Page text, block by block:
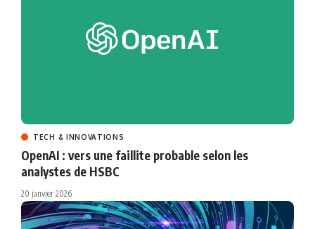
TECH & INNOVATIONS
OpenAI : vers une faillite probable selon les
analystes de HSBC
20 janvier 2026